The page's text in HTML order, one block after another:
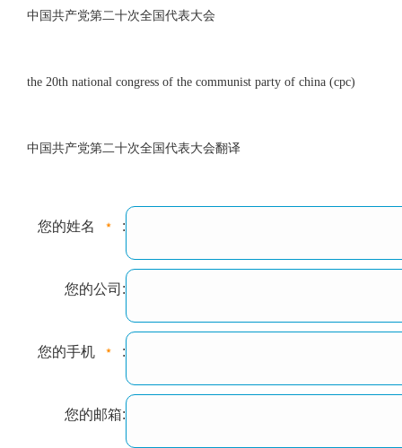
中国共产党第二十次全国代表大会
the 20th national congress of the communist party of china (cpc)
中国共产党第二十次全国代表大会翻译
您的姓名 :
您的公司:
您的手机 :
您的邮箱: